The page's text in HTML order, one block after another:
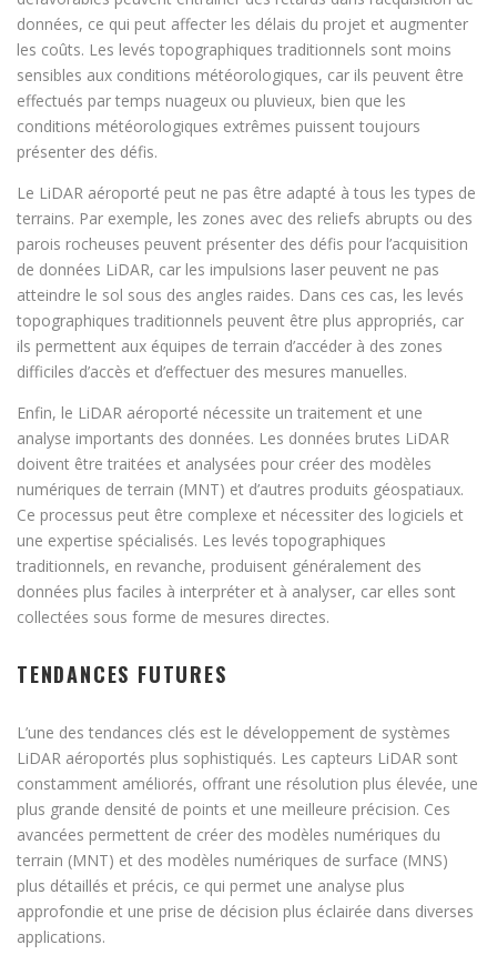
données, ce qui peut affecter les délais du projet et augmenter
les coûts. Les levés topographiques traditionnels sont moins
sensibles aux conditions météorologiques, car ils peuvent être
effectués par temps nuageux ou pluvieux, bien que les
conditions météorologiques extrêmes puissent toujours
présenter des défis.
Le LiDAR aéroporté peut ne pas être adapté à tous les types de
terrains. Par exemple, les zones avec des reliefs abrupts ou des
parois rocheuses peuvent présenter des défis pour l’acquisition
de données LiDAR, car les impulsions laser peuvent ne pas
atteindre le sol sous des angles raides. Dans ces cas, les levés
topographiques traditionnels peuvent être plus appropriés, car
ils permettent aux équipes de terrain d’accéder à des zones
difficiles d’accès et d’effectuer des mesures manuelles.
Enfin, le LiDAR aéroporté nécessite un traitement et une
analyse importants des données. Les données brutes LiDAR
doivent être traitées et analysées pour créer des modèles
numériques de terrain (MNT) et d’autres produits géospatiaux.
Ce processus peut être complexe et nécessiter des logiciels et
une expertise spécialisés. Les levés topographiques
traditionnels, en revanche, produisent généralement des
données plus faciles à interpréter et à analyser, car elles sont
collectées sous forme de mesures directes.
TENDANCES FUTURES
L’une des tendances clés est le développement de systèmes
LiDAR aéroportés plus sophistiqués. Les capteurs LiDAR sont
constamment améliorés, offrant une résolution plus élevée, une
plus grande densité de points et une meilleure précision. Ces
avancées permettent de créer des modèles numériques du
terrain (MNT) et des modèles numériques de surface (MNS)
plus détaillés et précis, ce qui permet une analyse plus
approfondie et une prise de décision plus éclairée dans diverses
applications.